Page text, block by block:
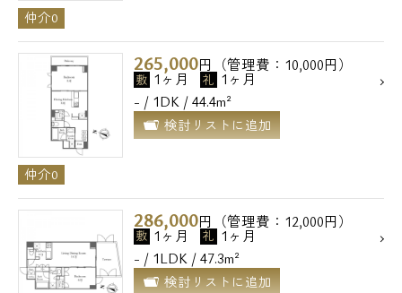
仲介0
265,000円（管理費：10,000円）
敷 1ヶ月 礼 1ヶ月
- / 1DK / 44.4m²
検討リストに追加
仲介0
286,000円（管理費：12,000円）
敷 1ヶ月 礼 1ヶ月
- / 1LDK / 47.3m²
検討リストに追加